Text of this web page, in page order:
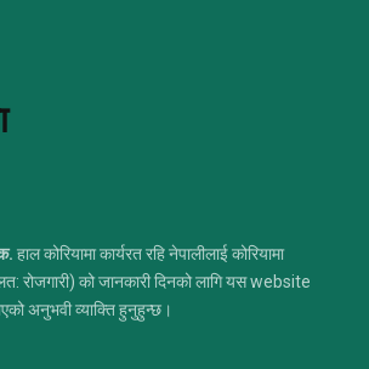
हाल कोरियामा कार्यरत रहि नेपालीलाई कोरियामा
रोजगारी) को जानकारी दिनको लागि यस website
अनुभवी व्याक्ति हुनुहुन्छ।